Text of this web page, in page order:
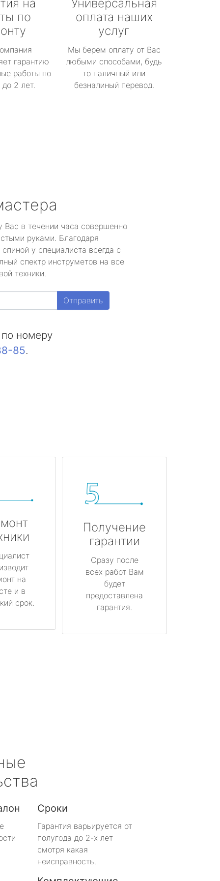
на
по
гарантию
работы по
2 лет.
Универсальная
оплата наших
услуг
Мы берем оплату от Вас
любыми способами, будь
то наличный или
безналиный перевод.
Вас в течении часа совершенно
руками. Благодаря
у специалиста всегда с
спектр инструметов на все
техники.
Отправить
номеру
85.
на
и в
срок.
Получение
гарантии
Сразу после
всех работ Вам
будет
предоставлена
гарантия.
Сроки
Гарантия варьируется от
полугода до 2-х лет
смотря какая
неисправность.